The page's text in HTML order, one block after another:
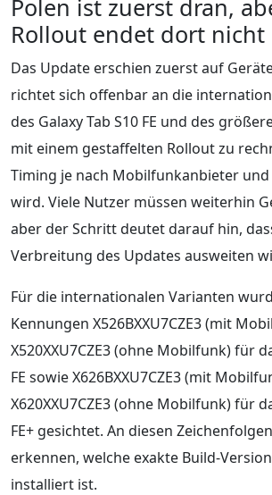
Polen ist zuerst dran,
Rollout endet dort nicht
Das Update erschien zuerst auf
richtet sich offenbar an die
des Galaxy Tab S10 FE und des
mit einem gestaffelten Rollout zu
Timing je nach Mobilfunkanbieter
wird. Viele Nutzer müssen weiterhin
aber der Schritt deutet darauf hin,
Verbreitung des Updates ausweiten
Für die internationalen Varianten
Kennungen X526BXXU7CZE3 (mit
X520XXU7CZE3 (ohne Mobilfunk) für
FE sowie X626BXXU7CZE3 (mit
X620XXU7CZE3 (ohne Mobilfunk) für
FE+ gesichtet. An diesen
erkennen, welche exakte Build-
installiert ist.